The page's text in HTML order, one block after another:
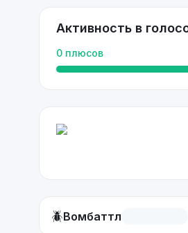
Активность в
0 плюсов
🪲Вомбаттл